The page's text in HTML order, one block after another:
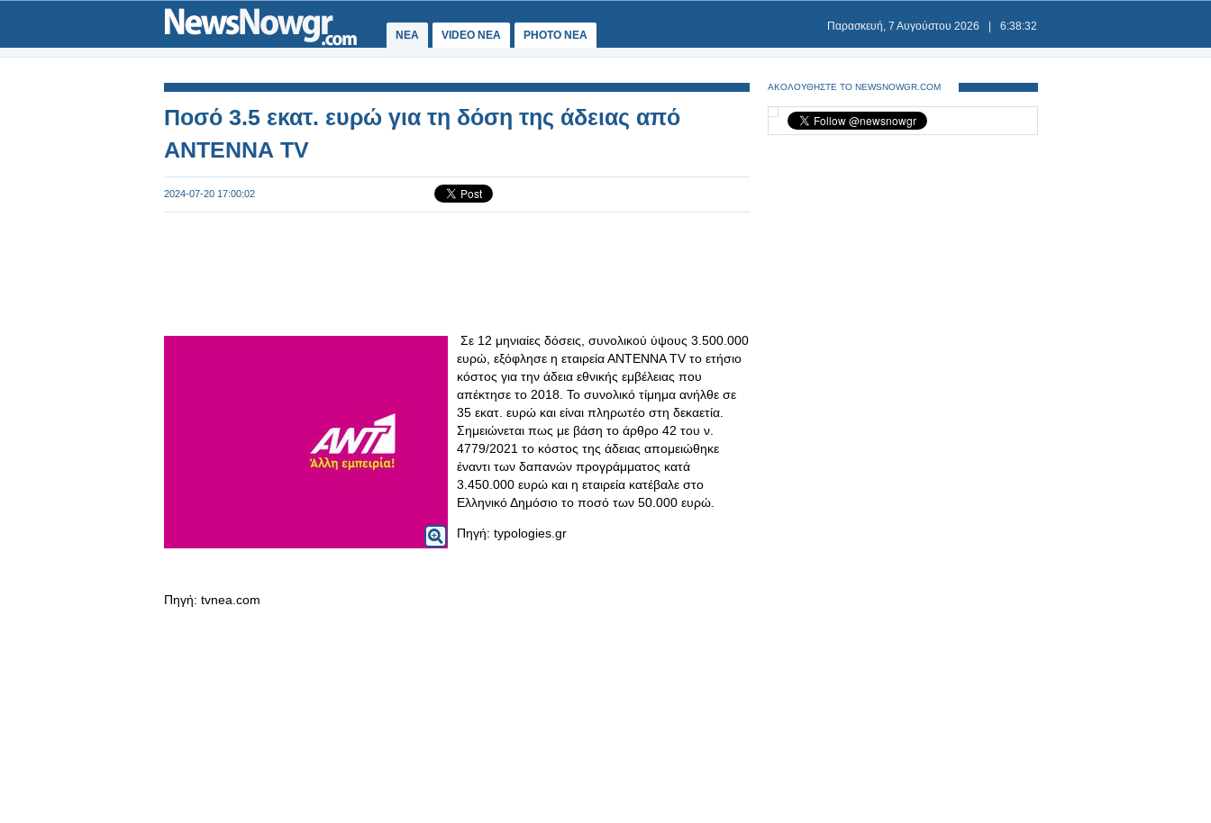
ΝΕΑ VIDEO NEA PHOTO NEA
Παρασκευή, 7 Αυγούστου 2026 6:38:32
Ποσό 3.5 εκατ. ευρώ για τη δόση της άδειας από
ΑΝΤΕΝΝΑ TV
2024-07-20 17:00:02
Σε 12 μηνιαίες δόσεις, συνολικού ύψους 3.500.000
ευρώ, εξόφλησε η εταιρεία ΑΝΤΕΝΝΑ TV το ετήσιο
κόστος για την άδεια εθνικής εμβέλειας που
απέκτησε το 2018. Το συνολικό τίμημα ανήλθε σε
35 εκατ. ευρώ και είναι πληρωτέο στη δεκαετία.
Σημειώνεται πως με βάση το άρθρο 42 του ν.
4779/2021 το κόστος της άδειας απομειώθηκε
έναντι των δαπανών προγράμματος κατά
3.450.000 ευρώ και η εταιρεία κατέβαλε στο
Ελληνικό Δημόσιο το ποσό των 50.000 ευρώ.
Πηγή: typologies.gr
Πηγή: tvnea.com
ΑΚΟΛΟΥΘΗΣΤΕ ΤΟ NEWSNOWGR.COM